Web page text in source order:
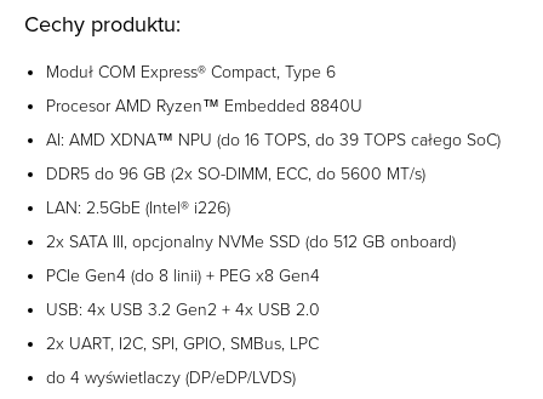
Cechy produktu:
Moduł COM Express® Compact, Type 6
Procesor AMD Ryzen™ Embedded 8840U
AI: AMD XDNA™ NPU (do 16 TOPS, do 39 TOPS całego SoC)
DDR5 do 96 GB (2x SO-DIMM, ECC, do 5600 MT/s)
LAN: 2.5GbE (Intel® i226)
2x SATA III, opcjonalny NVMe SSD (do 512 GB onboard)
PCIe Gen4 (do 8 linii) + PEG x8 Gen4
USB: 4x USB 3.2 Gen2 + 4x USB 2.0
2x UART, I2C, SPI, GPIO, SMBus, LPC
do 4 wyświetlaczy (DP/eDP/LVDS)